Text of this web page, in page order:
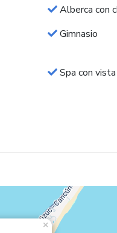
Alberca con
Gimnasio
Spa con
×